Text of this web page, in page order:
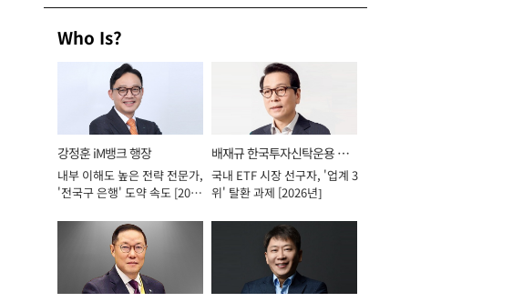
Who Is?
강정훈 iM뱅크 행장
내부 이해도 높은 전략 전문가,
'전국구 은행' 도약 속도 [2026
배재규 한국투자신탁운용 대
표이사 사장
국내 ETF 시장 선구자, '업계 3
위' 탈환 과제 [2026년]